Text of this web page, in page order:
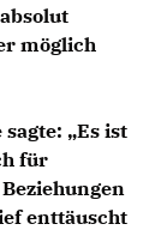
möglich
„Es ist
für
enttäuscht